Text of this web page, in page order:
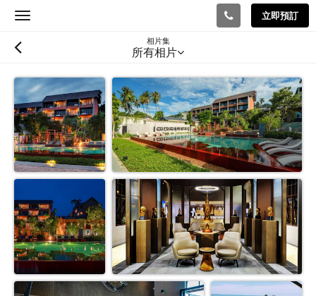
Toggle
立即預訂
相片集
所有相片